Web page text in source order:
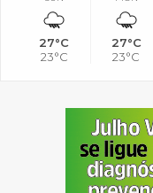
27°C
23°C
27°C
23°C